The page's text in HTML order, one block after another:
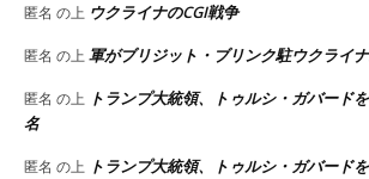
匿名 の上 ウクライナのCGI戦争
匿名 の上 軍がブリジット・ブリンク駐ウクライ
匿名 の上 トランプ大統領、トゥルシ・ガバード
名
匿名 の上 トランプ大統領、トゥルシ・ガバード